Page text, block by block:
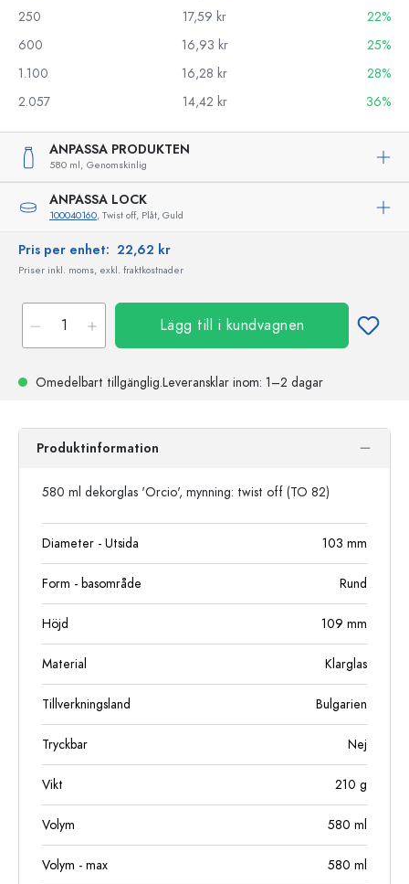
250
17,59 kr
22%
600
16,93 kr
25%
1.100
16,28 kr
28%
2.057
14,42 kr 36%
ANPASSA PRODUKTEN
580 ml, Genomskinlig
ANPASSA LOCK
100040160, Twist off, Plåt, Guld
Pris per enhet: 22,62 kr
Priser inkl. moms, exkl. fraktkostnader
Lägg till i kundvagnen
Omedelbart tillgänglig.Leveransklar inom: 1–2 dagar
Produktinformation
580 ml dekorglas 'Orcio', mynning: twist off (TO 82)
Diameter - Utsida 103 mm
Form - basområde Rund
Höjd 109 mm
Material Klarglas
Tillverkningsland Bulgarien
Tryckbar Nej
Vikt 210 g
Volym 580 ml
Volym - max 580 ml